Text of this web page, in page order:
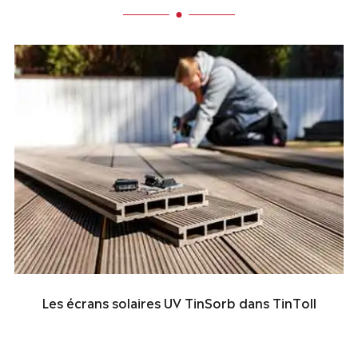
Les écrans solaires UV TinSorb dans TinToll